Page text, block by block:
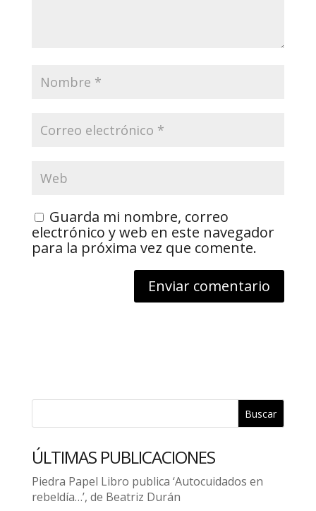
Guarda mi nombre, correo
electrónico y web en este navegador
para la próxima vez que comente.
Buscar
ÚLTIMAS PUBLICACIONES
Piedra Papel Libro publica ‘Autocuidados en
rebeldía…’, de Beatriz Durán